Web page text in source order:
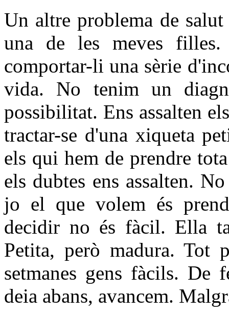
Un altre problema de
una de les meves
comportar-li una sèrie
vida. No tenim un
possibilitat. Ens assalten
tractar-se d'una xiqueta
els qui hem de prendre
els dubtes ens assalten.
jo el que volem és
decidir no és fàcil. Ella
Petita, però madura. Tot
setmanes gens fàcils. De
deia abans, avancem.